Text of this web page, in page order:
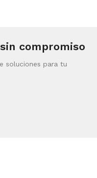
compromiso
soluciones para tu